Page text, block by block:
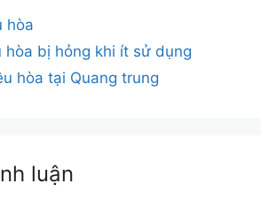
hòa
hòa bị hỏng khi ít sử dụng
hòa tại Quang trung
luận